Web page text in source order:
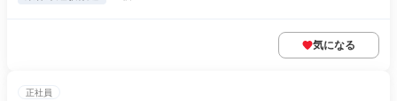
気になる
正社員